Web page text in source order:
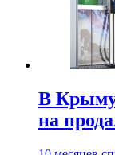
В
на